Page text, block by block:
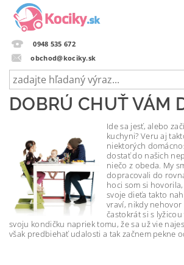
0948 535 672
obchod@kociky.sk
DOBRÚ CHUŤ VÁM
Ide sa jesť, alebo
kuchyni? Veru aj
niektorých
dostať do našich
niečo z obeda. My
dopracovali do
hoci som si
svoje dieťa takto
vraví, nikdy nehovor
častokrát si s
svoju kondičku napriek tomu, že sa už vie
však predbiehať udalosti a tak začnem pekne